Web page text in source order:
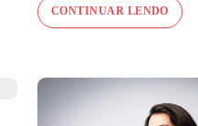
italiana especializada
ainda frescos, os
receitas venezianas.
do consumidor.
CONTINUAR LENDO